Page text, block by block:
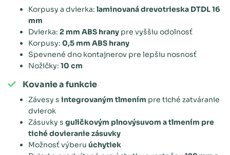
Korpusy a dvierka: laminovaná drevotrieska DTDL 16
mm
Dvierka: 2 mm ABS hrany pre vyššiu odolnosť
Korpusy: 0,5 mm ABS hrany
Spevnené dno kontajnerov pre lepšiu nosnosť
Nožičky: 10 cm
Kovanie a funkcie
Závesy s integrovaným tlmením pre tiché zatváranie
dvierok
Zásuvky s guličkovým plnovýsuvom a tlmením pre
tiché dovieranie zásuvky
Možnosť výberu úchytiek